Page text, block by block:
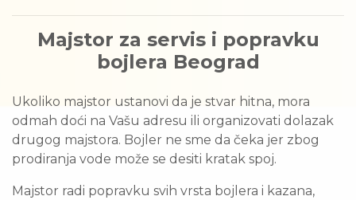
Majstor za servis i popravku
bojlera Beograd
Ukoliko majstor ustanovi da je stvar hitna, mora
odmah doći na Vašu adresu ili organizovati dolazak
drugog majstora. Bojler ne sme da čeka jer zbog
prodiranja vode može se desiti kratak spoj.
Majstor radi popravku svih vrsta bojlera i kazana,